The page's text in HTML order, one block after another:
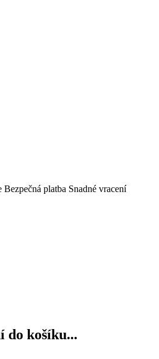
Bezpečná platba Snadné vracení
do košíku...